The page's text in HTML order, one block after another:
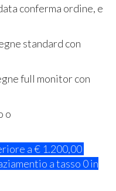
conferma ordine, e
standard con
full monitor con
o
a € 1.200,00
a tasso 0 in